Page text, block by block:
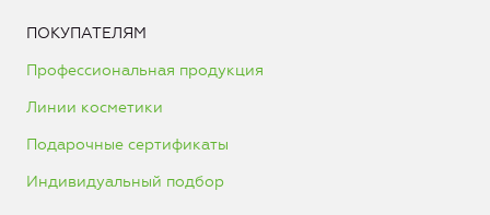
ПОКУПАТЕЛЯМ
Профессиональная продукция
Линии косметики
Подарочные сертификаты
Индивидуальный подбор